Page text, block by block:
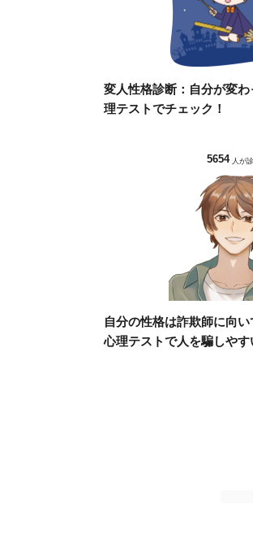
変人性格診断：自分が変
理テストでチェック！
5654 人が
自分の性格は詐欺師に向
心理テストで人を騙しや